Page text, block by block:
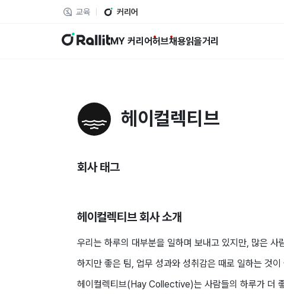
교육 커리어
랠릿 MY 커리어허브채용읽을거리
헤이컬렉티브
회사 태그
헤이컬렉티브회사 소개
우리는 하루의 대부분을 일하며 보내고 있지만, 많은
하지만 좋은 팀, 업무 성과와 성취감은 때로 일하는 것
헤이컬렉티브(Hay Collective)는 사람들의 하루가 더